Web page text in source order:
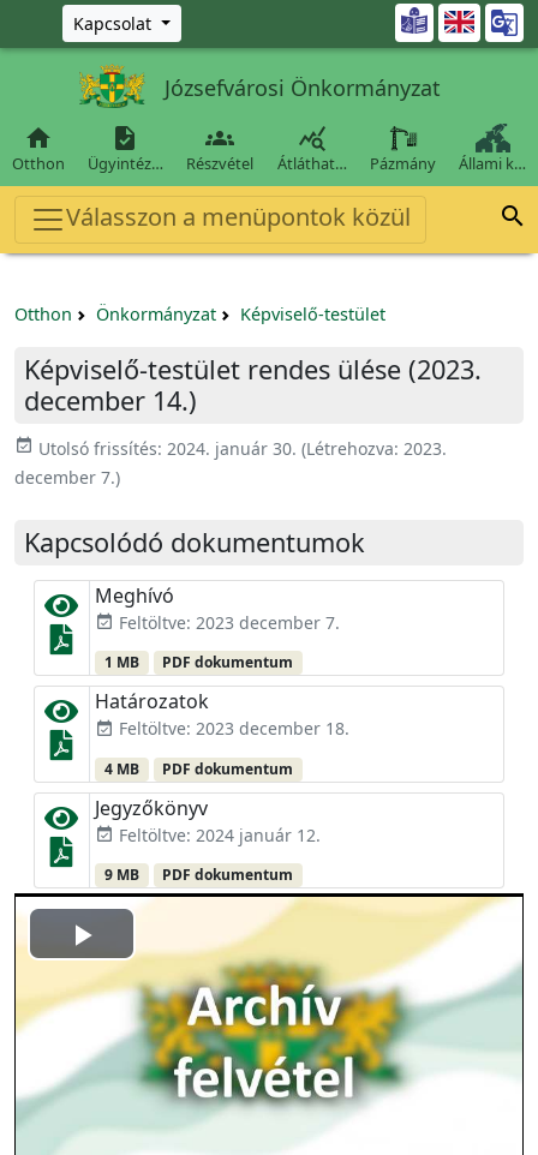
Ugrás a fő tartalomra
Kapcsolat 
Józsefvárosi Önkormányzat

Otthon

Ügyintéz…

Részvétel

Átláthat… Pázmány Állami k…
Válasszon a menüpontok közül 
Otthon Önkormányzat Képviselő-testület
Képviselő-testület rendes ülése (2023.
december 14.)
event_available Utolsó frissítés: 2024. január 30. (Létrehozva: 2023.
december 7.)
Kapcsolódó dokumentumok
Meghívó
event_available Feltöltve: 2023 december 7.
1 MB PDF dokumentum
Határozatok
event_available Feltöltve: 2023 december 18.
4 MB PDF dokumentum
Jegyzőkönyv
event_available Feltöltve: 2024 január 12.
9 MB PDF dokumentum
Play
Video